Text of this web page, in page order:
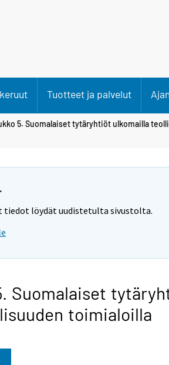
Tuotteet ja palvelut
5. Suomalaiset tytäryhtiöt ulkomailla
tiedot löydät uudistetulta sivustolta.
Suomalaiset
toimialoilla